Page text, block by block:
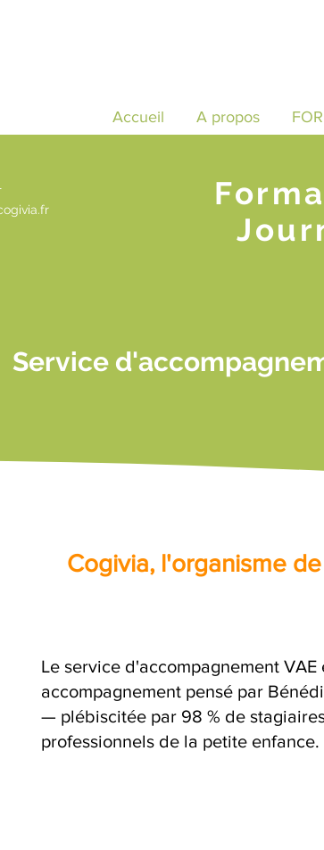
Accueil A propos
Service
Cogivia, l'organisme
Le service d'accompagnement
accompagnement pensé par
— plébiscitée par 98 % de
professionnels de la petite enfance.